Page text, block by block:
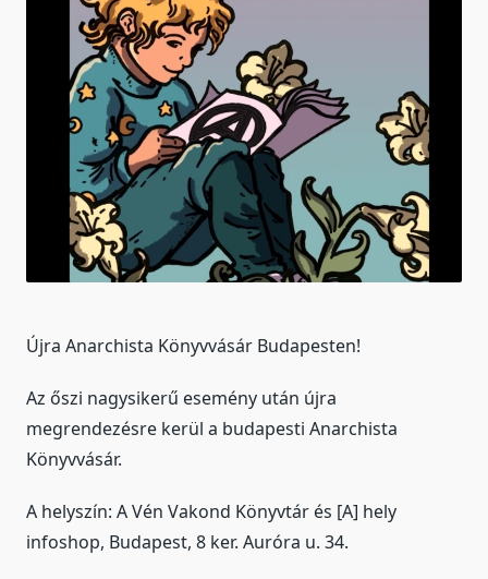
Újra Anarchista Könyvvásár Budapesten!
Az őszi nagysikerű esemény után újra
megrendezésre kerül a budapesti Anarchista
Könyvvásár.
A helyszín: A Vén Vakond Könyvtár és [A] hely
infoshop, Budapest, 8 ker. Auróra u. 34.